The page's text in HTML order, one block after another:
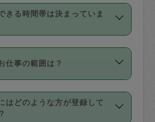
・プリペイドカード（Vプ
など）は支払にはご利
払いも対応していませ
さんの交通費も、依頼料
わせてお支払いとなりま
回数は設けていない代わ
超えたキャンセルは有償
の場合は３回以上のキャ
1200円、隔週定期の場合
ャンセルが有償（1200
金とは別途発生し、依頼
合わせてお支払いとなり
金額は「依頼の詳細」に
きる時間帯は決まっていま
あります。いずれも１回あ
。
～１２時
～１６時
仕事の範囲は？
、洗濯、買い物、料理、
タスカジさんによってで
はどのような方が登録して